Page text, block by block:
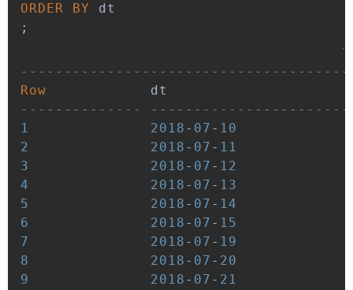
ORDER
BY
;
Row
--------------
1
2018 - 07 - 10
2
2018 - 07 - 11
3
2018 - 07 - 12
4
2018 - 07 - 13
5
2018 - 07 - 14
6
2018 - 07 - 15
7
2018 - 07 - 19
8
2018 - 07 - 20
9
2018 - 07 - 21